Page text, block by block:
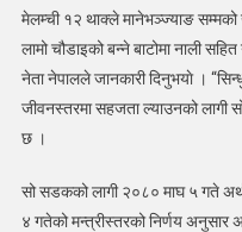
मेलम्ची १२ थाक्ले मानेभञ्ज्याङ
लामो चौडाइको बन्ने बाटोमा नाली
नेता नेपालले जानकारी दिनुभयाे ।
जीवनस्तरमा सहजता ल्याउनको लागी
छ ।
सो सडकको लागी २०८० माघ ५ गते
४ गतेको मन्त्रीस्तरको निर्णय अनुसार